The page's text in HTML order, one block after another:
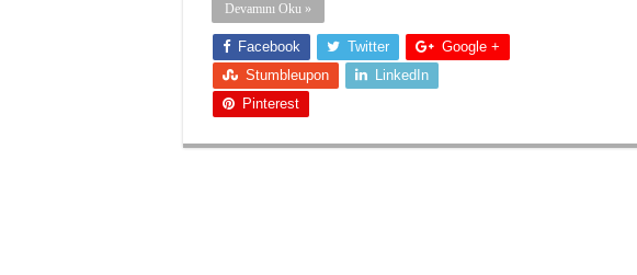
Devamını Oku »
Facebook Twitter
Google +
Stumbleupon
LinkedIn
Pinterest